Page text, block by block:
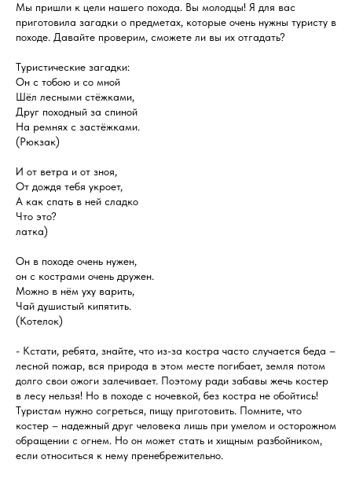
Мы пришли к цели нашего похода. Вы молодцы! Я для вас
приготовила загадки о предметах, которые очень нужны туристу в
походе. Давайте проверим, сможете ли вы их отгадать?
Туристические загадки:
Он с тобою и со мной
Шёл лесными стёжками,
Друг походный за спиной
На ремнях с застёжками.
(Рюкзак)
И от ветра и от зноя,
От дождя тебя укроет,
А как спать в ней сладко
Что это?
латка)
Он в походе очень нужен,
он с кострами очень дружен.
Можно в нём уху варить,
Чай душистый кипятить.
(Котелок)
- Кстати, ребята, знайте, что из-за костра часто случается беда –
лесной пожар, вся природа в этом месте погибает, земля потом
долго свои ожоги залечивает. Поэтому ради забавы жечь костер
в лесу нельзя! Но в походе с ночевкой, без костра не обойтись!
Туристам нужно согреться, пищу приготовить. Помните, что
костер – надежный друг человека лишь при умелом и осторожном
обращении с огнем. Но он может стать и хищным разбойником,
если относиться к нему пренебрежительно.